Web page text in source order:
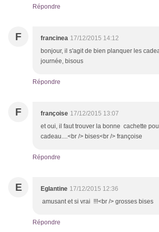
Répondre
F francinea 17/12/2015 14:12
bonjour, il s'agit de bien planquer les
journée, bisous
Répondre
F françoise 17/12/2015 13:07
et oui, il faut trouver la bonne cachette
cadeau....<br /> bises<br /> françoise
Répondre
E Eglantine 17/12/2015 12:36
amusant et si vrai !!!<br /> grosses bises
Répondre